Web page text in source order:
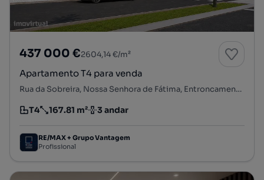
437 000 €2604,14 €/m²
Apartamento T4 para venda
Rua da Sobreira, Nossa Senhora de Fátima, Entroncamento, Santarém
Tipologia
T4
Preço por metro quadrado
167.81 m²
Andar 3 andar
RE/MAX + Grupo Vantagem
Profissional